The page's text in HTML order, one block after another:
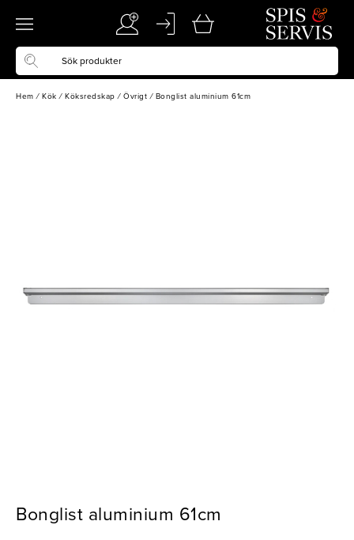
Hem / Kök / Köksredskap / Övrigt / Bonglist aluminium 61cm
Bonglist aluminium 61cm